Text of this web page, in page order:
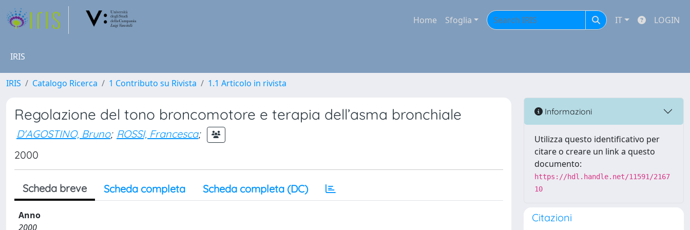
Home Sfoglia IT LOGIN
IRIS
IRIS Catalogo Ricerca 1 Contributo su Rivista 1.1 Articolo in rivista
Regolazione del tono broncomotore e terapia dell’asma bronchiale
D'AGOSTINO, Bruno; ROSSI, Francesca;
2000
Scheda breve Scheda completa Scheda completa (DC)
Anno
2000
Informazioni
Utilizza questo identificativo per
citare o creare un link a questo
documento:
https://hdl.handle.net/11591/2167
10
Citazioni